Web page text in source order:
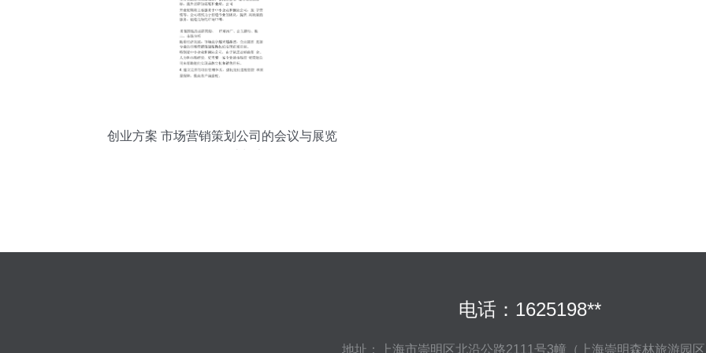
创业方案 市场营销策划公司的会议与展览
电话：1625198**
地址：上海市崇明区北沿公路2111号3幢（上海崇明森林旅游园